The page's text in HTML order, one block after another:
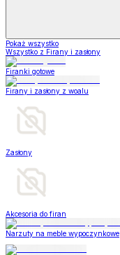
Pokaż wszystko
Wszystko z Firany i zasłony
Firanki gotowe
Firany i zasłony z woalu
Zasłony
Akcesoria do firan
Narzuty na meble wypoczynkowe